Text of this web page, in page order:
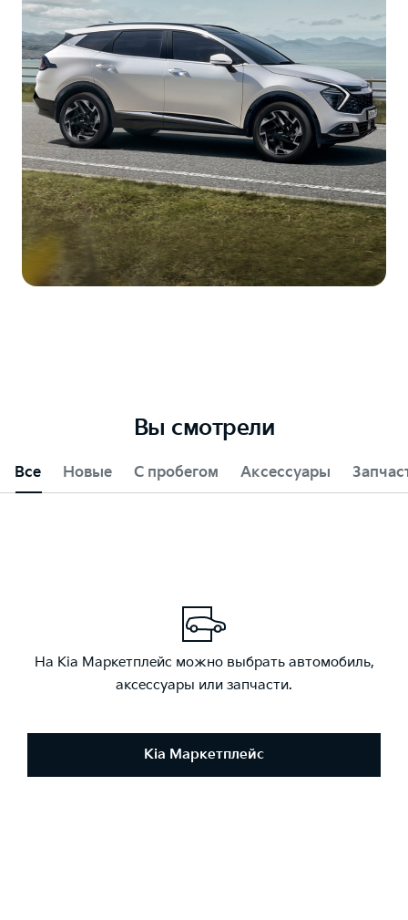
Вы смотрели
Все Новые С пробегом Аксессуары
На Kia Маркетплейс можно выбрать автомобиль,
аксессуары или запчасти.
Kia Маркетплейс